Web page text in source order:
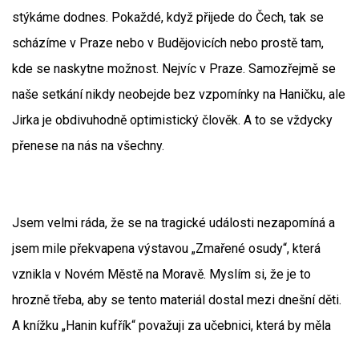
stýkáme dodnes. Pokaždé, když přijede do Čech, tak se
scházíme v Praze nebo v Budějovicích nebo prostě tam,
kde se naskytne možnost. Nejvíc v Praze. Samozřejmě se
naše setkání nikdy neobejde bez vzpomínky na Haničku, ale
Jirka je obdivuhodně optimistický člověk. A to se vždycky
přenese na nás na všechny.
Jsem velmi ráda, že se na tragické události nezapomíná a
jsem mile překvapena výstavou „Zmařené osudy“, která
vznikla v Novém Městě na Moravě. Myslím si, že je to
hrozně třeba, aby se tento materiál dostal mezi dnešní děti.
A knížku „Hanin kufřík“ považuji za učebnici, která by měla